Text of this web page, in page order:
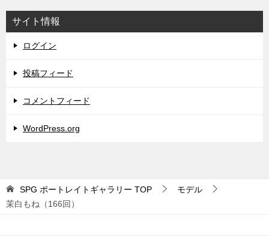
サイト情報
ログイン
投稿フィード
コメントフィード
WordPress.org
SPG ポートレイトギャラリー TOP
モデル
茉白もね（166回）